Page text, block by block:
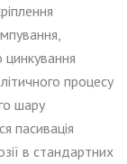
процесу
шару
пасивація
в стандартних